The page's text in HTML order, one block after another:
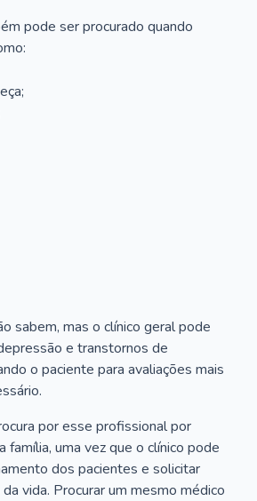
pode ser procurado quando
sabem, mas o clínico geral pode
e transtornos de
o paciente para avaliações mais
por esse profissional por
família, uma vez que o clínico pode
dos pacientes e solicitar
vida. Procurar um mesmo médico